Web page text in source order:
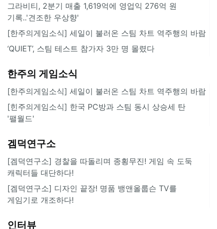
그라비티, 2분기 매출 1,619억에 영업익 276억 원
기록..'견조한 우상향'
[한주의게임소식] 세일이 불러온 스팀 차트 역주행의 바람
‘QUIET’, 스팀 테스트 참가자 3만 명 몰렸다
한주의 게임소식
[한주의게임소식] 세일이 불러온 스팀 차트 역주행의 바람
[힌주의게임소식] 한국 PC방과 스팀 동시 상승세 탄
'팰월드'
겜덕연구소
[겜덕연구소] 경찰을 따돌리며 종횡무진! 게임 속 도둑
캐릭터들 대단하다!
[겜덕연구소] 디자인 끝장! 명품 뱅앤올룹슨 TV를
게임기로 개조하다!
인터뷰